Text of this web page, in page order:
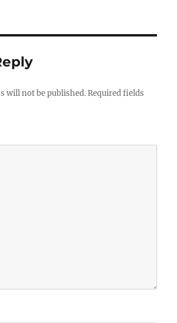
will not be published. Required fields